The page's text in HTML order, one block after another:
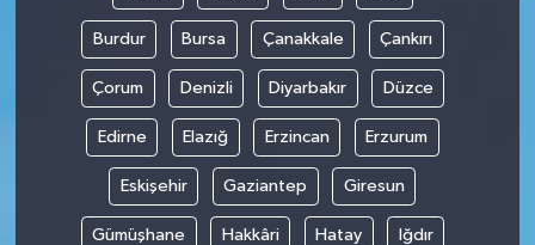
Burdur Bursa Çanakkale Çankırı
Çorum Denizli Diyarbakır Düzce
Edirne Elazığ Erzincan Erzurum
Eskişehir Gaziantep Giresun
Gümüşhane Hakkâri Hatay Iğdır
VEFATLAR
Yerel